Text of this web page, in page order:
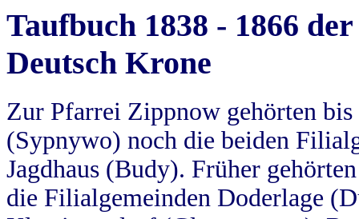
Taufbuch 1838 - 1866
Deutsch Krone
Zur Pfarrei Zippnow gehörten
(Sypnywo) noch die beiden
Jagdhaus (Budy). Früher
die Filialgemeinden Doderlage